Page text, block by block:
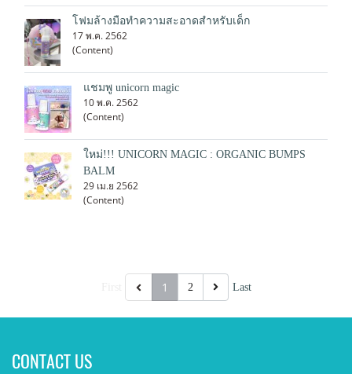
โฟมล้างมือทําความสะอาดสำหรับเด็ก
17 พ.ค. 2562
(Content)
แชมพู unicorn magic
10 พ.ค. 2562
(Content)
ใหม่!!! UNICORN MAGIC : ORGANIC BUMPS
BALM
29 เม.ย 2562
(Content)
1 2 Last
CONTACT US